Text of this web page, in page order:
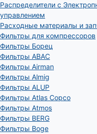
Распределители с
управлением
Расходные материалы и
Фильтры для компрессоров
Фильтры Борец
Фильтры ABAC
Фильтры Airman
Фильтры Almig
Фильтры ALUP
Фильтры Atlas Copco
Фильтры Atmos
Фильтры BERG
Фильтры Boge